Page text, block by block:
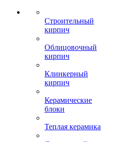
Строительный
кирпич
Облицовочный
кирпич
Клинкерный
кирпич
Керамические
блоки
Теплая керамика